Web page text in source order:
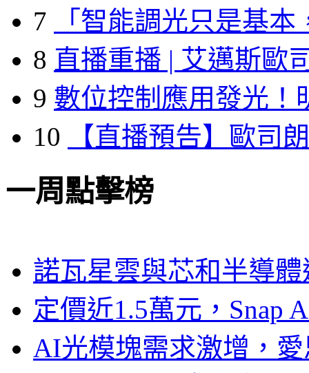
7
「智能調光只是基本
8 直播重播 | 艾邁斯歐
9 數位控制應用發光！
10
【直播預告】歐司
一周點擊榜
諾瓦星雲與芯和半導
定價近1.5萬元，Snap
AI光模塊需求激增，